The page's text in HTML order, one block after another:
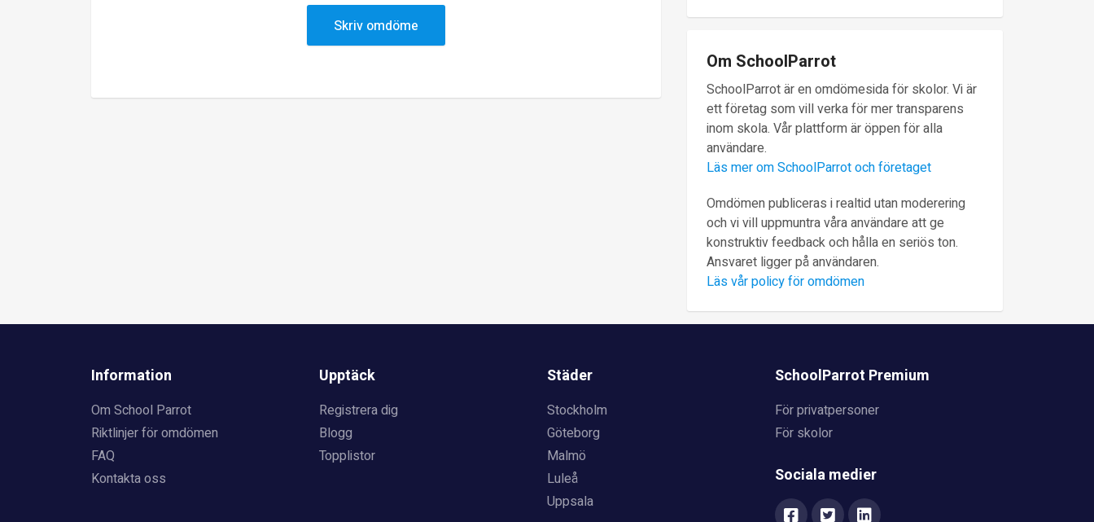
Skriv omdöme
Om SchoolParrot
SchoolParrot är en omdömesida för skolor. Vi är
ett företag som vill verka för mer transparens
inom skola. Vår plattform är öppen för alla
användare.
Läs mer om SchoolParrot och företaget
Omdömen publiceras i realtid utan moderering
och vi vill uppmuntra våra användare att ge
konstruktiv feedback och hålla en seriös ton.
Ansvaret ligger på användaren.
Läs vår policy för omdömen
Information
Om School Parrot
Riktlinjer för omdömen
FAQ
Kontakta oss
Upptäck
Registrera dig
Blogg
Topplistor
Städer
Stockholm
Göteborg
Malmö
Luleå
Uppsala
SchoolParrot Premium
För privatpersoner
För skolor
Sociala medier